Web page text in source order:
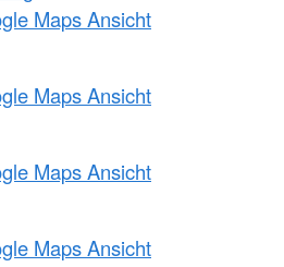
Maps Ansicht
Maps Ansicht
Maps Ansicht
Maps Ansicht